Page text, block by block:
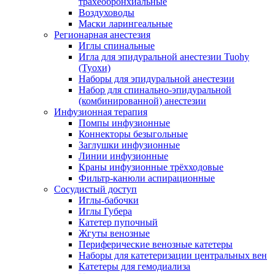
Воздуховоды
Маски ларингеальные
Регионарная анестезия
Иглы спинальные
Игла для эпидуральной анестезии Tuohy
(Туохи)
Наборы для эпидуральной анестезии
Набор для спинально-эпидуральной
(комбинированной) анестезии
Инфузионная терапия
Помпы инфузионные
Коннекторы безыгольные
Заглушки инфузионные
Линии инфузионные
Краны инфузионные трёхходовые
Фильтр-канюли аспирационные
Сосудистый доступ
Иглы-бабочки
Иглы Губера
Катетер пупочный
Жгуты венозные
Периферические венозные катетеры
Наборы для катетеризации центральных вен
Катетеры для гемодиализа